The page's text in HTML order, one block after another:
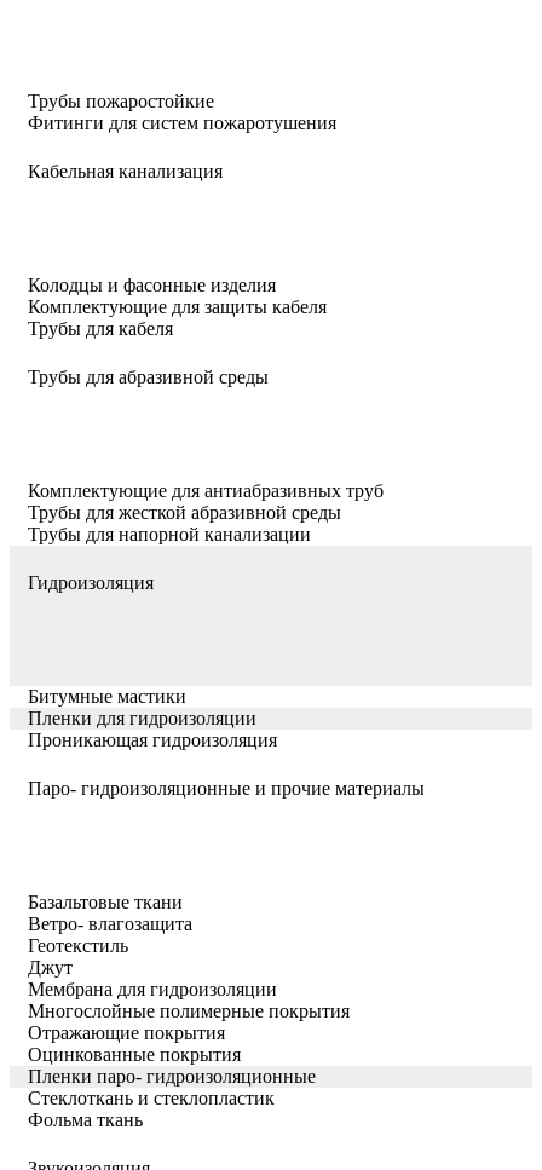
Трубы пожаростойкие
Фитинги для систем пожаротушения
Кабельная канализация
Колодцы и фасонные изделия
Комплектующие для защиты кабеля
Трубы для кабеля
Трубы для абразивной среды
Комплектующие для антиабразивных труб
Трубы для жесткой абразивной среды
Трубы для напорной канализации
Гидроизоляция
Битумные мастики
Пленки для гидроизоляции
Проникающая гидроизоляция
Паро- гидроизоляционные и прочие материалы
Базальтовые ткани
Ветро- влагозащита
Геотекстиль
Джут
Мембрана для гидроизоляции
Многослойные полимерные покрытия
Отражающие покрытия
Оцинкованные покрытия
Пленки паро- гидроизоляционные
Стеклоткань и стеклопластик
Фольма ткань